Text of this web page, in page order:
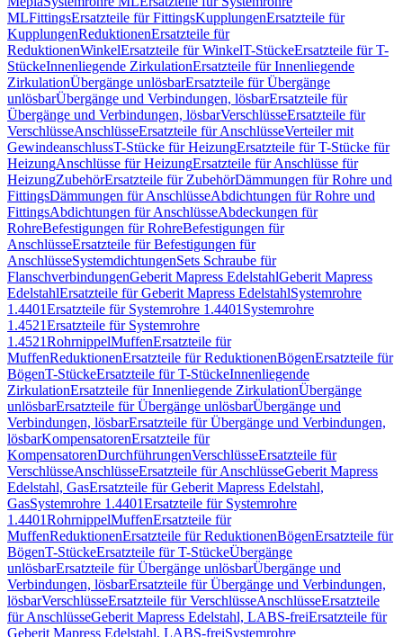
MLFittingsErsatzteile für FittingsKupplungenErsatzteile für
KupplungenReduktionenErsatzteile für
ReduktionenWinkelErsatzteile für WinkelT-StückeErsatzteile für T-
StückeInnenliegende ZirkulationErsatzteile für Innenliegende
ZirkulationÜbergänge unlösbarErsatzteile für Übergänge
unlösbarÜbergänge und Verbindungen, lösbarErsatzteile für
Übergänge und Verbindungen, lösbarVerschlüsseErsatzteile für
VerschlüsseAnschlüsseErsatzteile für AnschlüsseVerteiler mit
GewindeanschlussT-Stücke für HeizungErsatzteile für T-Stücke für
HeizungAnschlüsse für HeizungErsatzteile für Anschlüsse für
HeizungZubehörErsatzteile für ZubehörDämmungen für Rohre und
FittingsDämmungen für AnschlüsseAbdichtungen für Rohre und
FittingsAbdichtungen für AnschlüsseAbdeckungen für
RohreBefestigungen für RohreBefestigungen für
AnschlüsseErsatzteile für Befestigungen für
AnschlüsseSystemdichtungenSets Schraube für
FlanschverbindungenGeberit Mapress EdelstahlGeberit Mapress
EdelstahlErsatzteile für Geberit Mapress EdelstahlSystemrohre
1.4401Ersatzteile für Systemrohre 1.4401 Systemrohre
1.4521Ersatzteile für Systemrohre
1.4521RohrnippelMuffenErsatzteile für
MuffenReduktionenErsatzteile für ReduktionenBögenErsatzteile für
BögenT-StückeErsatzteile für T-StückeInnenliegende
ZirkulationErsatzteile für Innenliegende ZirkulationÜbergänge
unlösbarErsatzteile für Übergänge unlösbarÜbergänge und
Verbindungen, lösbarErsatzteile für Übergänge und Verbindungen,
lösbarKompensatorenErsatzteile für
KompensatorenDurchführungenVerschlüsseErsatzteile für
VerschlüsseAnschlüsseErsatzteile für AnschlüsseGeberit Mapress
Edelstahl, GasErsatzteile für Geberit Mapress Edelstahl,
GasSystemrohre 1.4401Ersatzteile für Systemrohre
1.4401RohrnippelMuffenErsatzteile für
MuffenReduktionenErsatzteile für ReduktionenBögenErsatzteile für
BögenT-StückeErsatzteile für T-StückeÜbergänge
unlösbarErsatzteile für Übergänge unlösbarÜbergänge und
Verbindungen, lösbarErsatzteile für Übergänge und Verbindungen,
lösbarVerschlüsseErsatzteile für VerschlüsseAnschlüsseErsatzteile
für AnschlüsseGeberit Mapress Edelstahl, LABS-freiErsatzteile für
Geberit Mapress Edelstahl, LABS-freiSystemrohre